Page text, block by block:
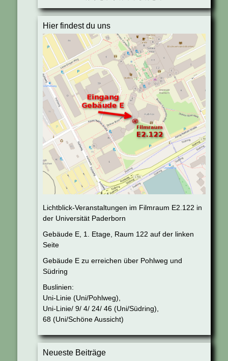
Hier findest du uns
Lichtblick-Veranstaltungen im Filmraum E2.122 in
der Universität Paderborn
Gebäude E, 1. Etage, Raum 122 auf der linken
Seite
Gebäude E zu erreichen über Pohlweg und
Südring
Buslinien:
Uni-Linie (Uni/Pohlweg),
Uni-Linie/ 9/ 4/ 24/ 46 (Uni/Südring),
68 (Uni/Schöne Aussicht)
Neueste Beiträge